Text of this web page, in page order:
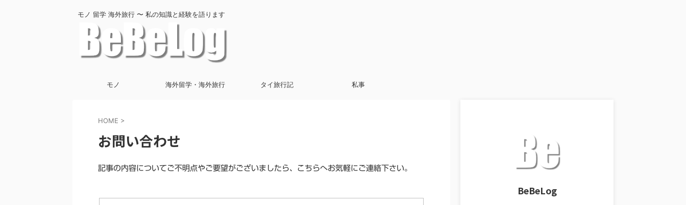
モノ 留学 海外旅行 〜 私の知識と経験を語ります
モノ 海外留学・海外旅行 タイ旅行記 私事
HOME >
お問い合わせ
記事の内容についてご不明点やご要望がございましたら、こちらへお気軽にご連絡下さい。
BeBeLog